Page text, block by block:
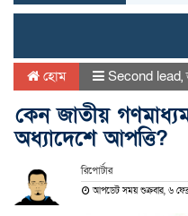
হোম Second lead,
কেন জাতীয়
অধ্যাদেশে আপত্তি?
রিপোর্টার
আপডেট সময় শুক্রবার, ৬